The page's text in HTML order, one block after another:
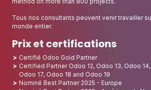
Tous nos consultants peuvent venir travailler
monde entier.
Prix et certifications
Certifié Odoo Gold Partner
Certified Partner Odoo 12, Odoo 13, Odoo
Odoo 17, Odoo 18 and Odoo 19
Nominé Best Partner 2025 - Europe